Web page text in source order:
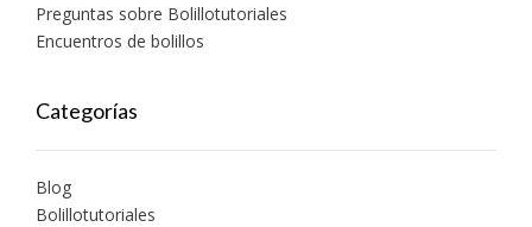
Preguntas sobre Bolillotutoriales
Encuentros de bolillos
Categorías
Blog
Bolillotutoriales